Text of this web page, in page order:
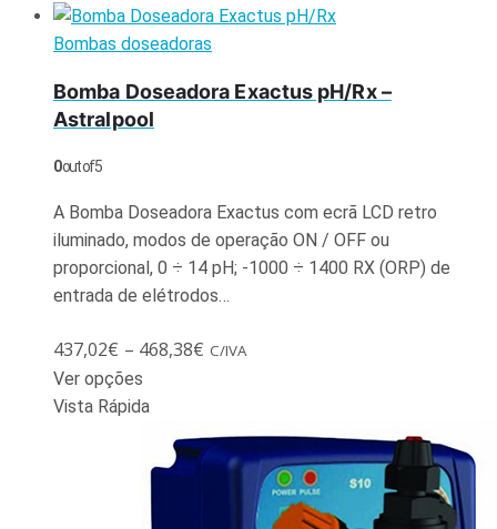
Bombas doseadoras
Bomba Doseadora Exactus pH/Rx –
Astralpool
0out of 5
A Bomba Doseadora Exactus com ecrã LCD retro
iluminado, modos de operação ON / OFF ou
proporcional, 0 ÷ 14 pH; -1000 ÷ 1400 RX (ORP) de
entrada de elétrodos…
437,02€ – 468,38€ C/IVA
Ver opções
Vista Rápida